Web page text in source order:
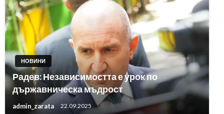
НОВИНИ
Радев: Независимостта е урок по
държавническа мъдрост
admin_zarata 22.09.2025